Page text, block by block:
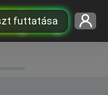
futtatása